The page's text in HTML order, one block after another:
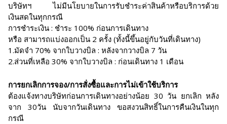
บริษัทฯ ไม่มีนโยบายในการรับชำระค่าสินค้าหรือบริการด้วย
เงินสดในทุกกรณี
การชำระเงิน : ชำระ 100% ก่อนการเดินทาง
หรือ สามารถแบ่งออกเป็น 2 ครั้ง (ทั้งนี้ขึ้นอยู่กับวันที่เดินทาง)
1.มัดจำ 70% จากใบวางบิล : หลังจากวางบิล 7 วัน
2.ส่วนที่เหลือ 30% จากใบวางบิล : ก่อนเดินทาง 1 เดือน
การยกเลิกการจอง/การสั่งซื้อและการไม่เข้าใช้บริการ
ต้องแจ้งทางบริษัทก่อนการเดินทางอย่างน้อย 30 วัน ยกเลิก หลัง
จาก 30วัน นับจากวันเดินทาง ขอสงวนสิทธิ์ในการคืนเงินในทุก
กรณี